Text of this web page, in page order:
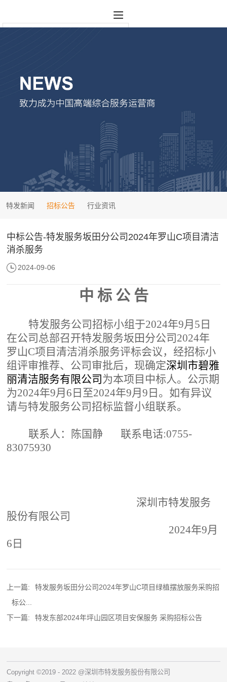
特发新闻 招标公告 行业资讯
中标公告-特发服务坂田分公司2024年罗山C项目清洁
消杀服务
2024-09-06
中 标 公 告
特发服务公司招标小组于2024年9月 5 日
在公司总部召开特发服务坂田分公司 2024年
罗山C项目清洁消杀服务评标会议，经招标小
组评审推荐、公司审批后，现确定深圳市碧雅
丽清洁服务有限公司 为本项目中标人。公示期
为2024年9月 6日 至2024年9月9 日。如有异议
请与特发服务公司招标监督小组联系。
联系人：陈国静 联系电话:0755-
83075930
深圳市特发服务
股份有限公司
2024年9月
6 日
上一篇:
特发服务坂田分公司2024年罗山C项目绿植摆放服务采购招
标公...
下一篇:
特发东部2024年坪山园区项目安保服务 采购招标公告
Copyright ©2019 - 2022 @深圳市特发服务股份有限公司